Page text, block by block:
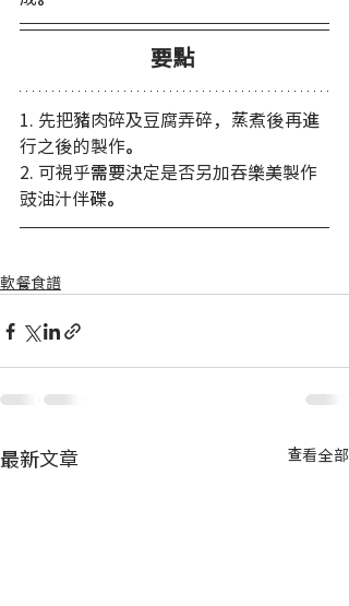
要點
1. 先把豬肉碎及豆腐弄碎，蒸煮後再進
行之後的製作。
2. 可視乎需要決定是否另加吞樂美製作
豉油汁伴碟。
軟餐食譜
最新文章 查看全部